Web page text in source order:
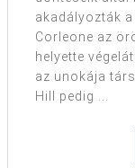
akadályozták
Corleone az
helyette
az unokája
Hill pedig ...